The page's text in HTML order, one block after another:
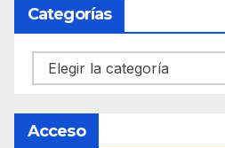
Categorías
Categorías
Acceso